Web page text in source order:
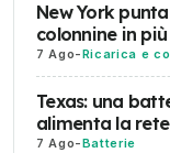
New York
colonnine in più
7 Ago-Ricarica e
Texas: una
alimenta la rete
7 Ago-Batterie